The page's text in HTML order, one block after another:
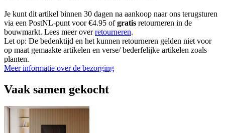
Je kunt dit artikel binnen 30 dagen na aankoop naar ons terugsturen
via een PostNL-punt voor €4.95 ofgratis retourneren in de
bouwmarkt. Lees meer overretourneren.
Let op: De bedenktijd en het kunnen retourneren gelden niet voor
op maat gemaakte artikelen en verse/ bederfelijke artikelen zoals
planten.
Meer informatie over de bezorging
Vaak samen gekocht